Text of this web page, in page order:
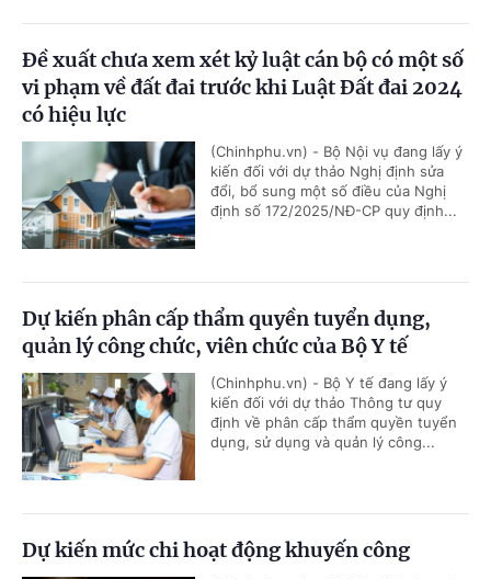
Đề xuất chưa xem xét kỷ luật cán bộ có một số
vi phạm về đất đai trước khi Luật Đất đai 2024
có hiệu lực
(Chinhphu.vn) - Bộ Nội vụ đang lấy ý
kiến đối với dự thảo Nghị định sửa
đổi, bổ sung một số điều của Nghị
định số 172/2025/NĐ-CP quy định...
Dự kiến phân cấp thẩm quyền tuyển dụng,
quản lý công chức, viên chức của Bộ Y tế
(Chinhphu.vn) - Bộ Y tế đang lấy ý
kiến đối với dự thảo Thông tư quy
định về phân cấp thẩm quyền tuyển
dụng, sử dụng và quản lý công...
Dự kiến mức chi hoạt động khuyến công